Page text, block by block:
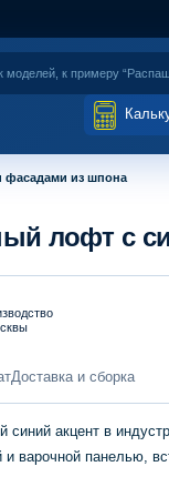
фасадами из шпона
лофт с
Доставка и сборка
акцент в
варочной панелью,